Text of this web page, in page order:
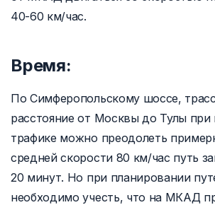
40-60 км/час.
Время:
По Симферопольскому шоссе,
расстояние от Москвы до Тулы при
трафике можно преодолеть
средней скорости 80 км/час путь
20 минут. Но при планировании
необходимо учесть, что на МКАД